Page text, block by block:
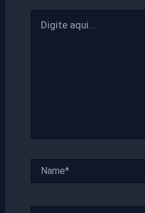
aqui...